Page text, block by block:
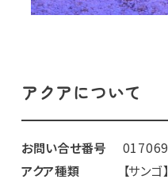
アクアについて
お問い合せ番号
017069
アクア種類
【サンゴ】